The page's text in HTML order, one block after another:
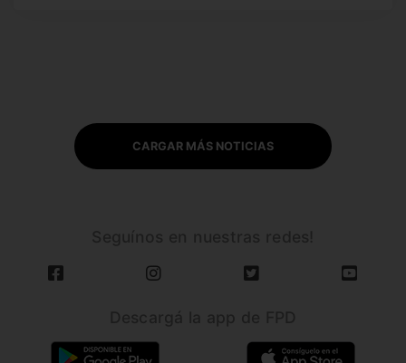
CARGAR MÁS NOTICIAS